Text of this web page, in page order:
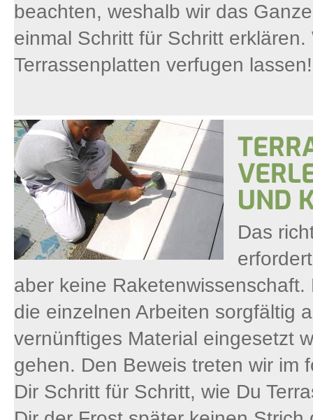
beachten, weshalb wir das
einmal Schritt für Schritt
Terrassenplatten verfugen lassen!
UND
Das
aber keine
die einzelnen Arbeiten sorgfältig
vernünftiges Material eingesetzt
gehen. Den Beweis treten wir im
Dir Schritt für Schritt, wie Du